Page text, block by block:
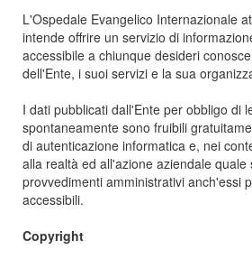
L'Ospedale Evangelico Internazionale
intende offrire un servizio di
accessibile a chiunque desideri
dell'Ente, i suoi servizi e la sua
I dati pubblicati dall'Ente per obbligo di
spontaneamente sono fruibili
di autenticazione informatica e, nei
alla realtà ed all'azione aziendale quale
provvedimenti amministrativi anch'essi
accessibili.
Copyright